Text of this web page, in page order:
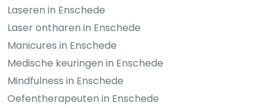
Laseren in Enschede
Laser ontharen in Enschede
Manicures in Enschede
Medische keuringen in Enschede
Mindfulness in Enschede
Oefentherapeuten in Enschede